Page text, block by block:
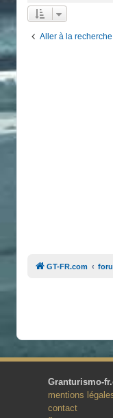
Aller à la
GT-FR.com
Granturismo-
mentions
contact